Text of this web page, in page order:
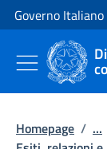
Vai al contenuto
Vai alla navigazione
Governo Italiano
Homepage / ...